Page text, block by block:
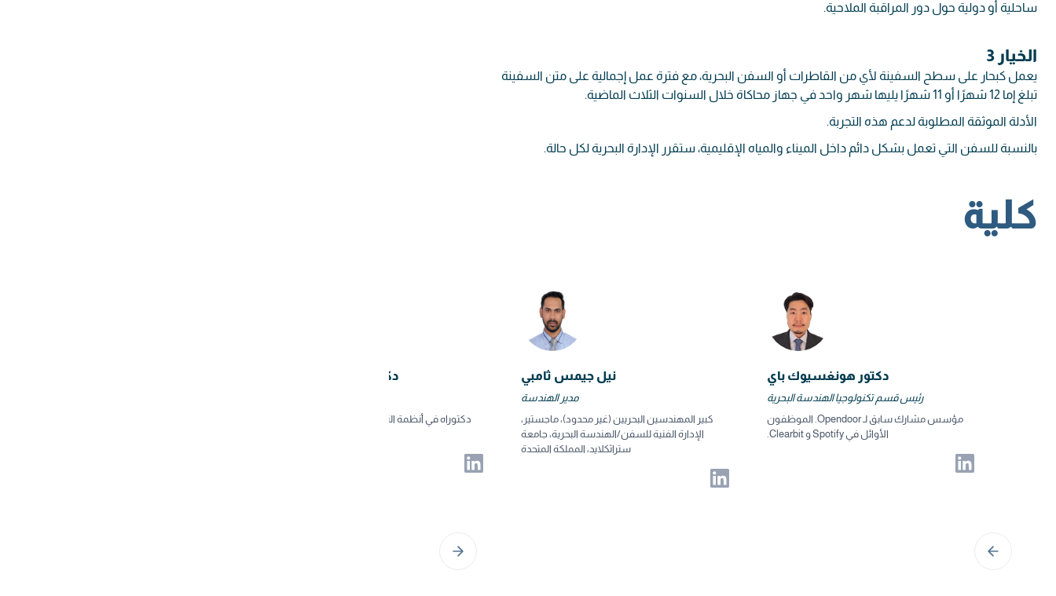
ساحلية أو دولية حول دور المراقبة الملاحية.
الخيار 3
يعمل كبحار على سطح السفينة لأي من القاطرات أو السفن البحرية، مع فترة عمل إجمالية على متن السفينة
تبلغ إما 12 شهرًا أو 11 شهرًا يليها شهر واحد في جهاز محاكاة خلال السنوات الثلاث الماضية.
الأدلة الموثقة المطلوبة لدعم هذه التجربة.
بالنسبة للسفن التي تعمل بشكل دائم داخل الميناء والمياه الإقليمية، ستقرر الإدارة البحرية لكل حالة.
كلية
دكتور هونغسيوك باي
رئيس قسم تكنولوجيا الهندسة البحرية
مؤسس مشارك سابق لـ Opendoor. الموظفون
الأوائل في Spotify و Clearbit.
نيل جيمس ثامبي
مدير الهندسة
كبير المهندسين البحريين (غير محدود)، ماجستير،
الإدارة الفنية للسفن/الهندسة البحرية، جامعة
ستراثكلايد، المملكة المتحدة
دكتور حسام الدسوقي
دكتوراه في أنظمة التصنيع المتقدمة، جامعة باث،